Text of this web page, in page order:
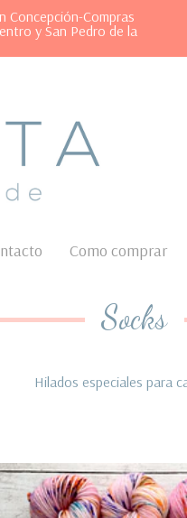
Concepción-Compras
y San Pedro de la
Como comprar
Socks
Hilados especiales para
Merino Sock